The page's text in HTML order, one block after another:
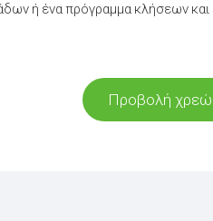
ή ένα πρόγραμμα κλήσεων
Προβολή